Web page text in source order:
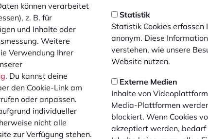
können verarbeitet
z. B. für
und Inhalte oder
Weitere
Verwendung Ihrer
. Du kannst deine
den Cookie-Link am
oder anpassen.
individueller
nicht alle
zur Verfügung stehen.
Statistik
Statistik Cookies erfassen
anonym. Diese
verstehen, wie unsere
Website nutzen.
Externe Medien
Inhalte von
Media-Plattformen
blockiert. Wenn Cookies
akzeptiert werden, bedarf
Gloutchev trainierte 2. Mannschaft, die aktuell in
behutsam an den Profifußball herangeführt zu
aus eigenen Jugendtalenten etabliert und somit
Mit Gloutchev, bisher Trainer des
Zwei neue Jugendkoordinatoren sorgen für eine
Während David Sladek im Grundlagenbereich